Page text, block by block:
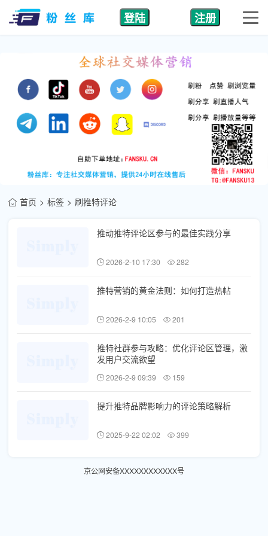
登陆 注册
首页 标签 刷推特评论
推动推特评论区参与的最佳实践分享
2026-2-10 17:30 282
推特营销的黄金法则：如何打造热帖
2026-2-9 10:05 201
推特社群参与攻略：优化评论区管理，激
发用户交流欲望
2026-2-9 09:39 159
提升推特品牌影响力的评论策略解析
2025-9-22 02:02 399
京公网安备XXXXXXXXXXXX号